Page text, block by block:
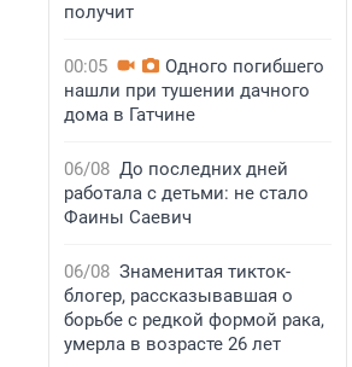
получит
00:05
Одного погибшего
нашли при тушении дачного
дома в Гатчине
06/08 До последних дней
работала с детьми: не стало
Фаины Саевич
06/08 Знаменитая тикток-
блогер, рассказывавшая о
борьбе с редкой формой рака,
умерла в возрасте 26 лет